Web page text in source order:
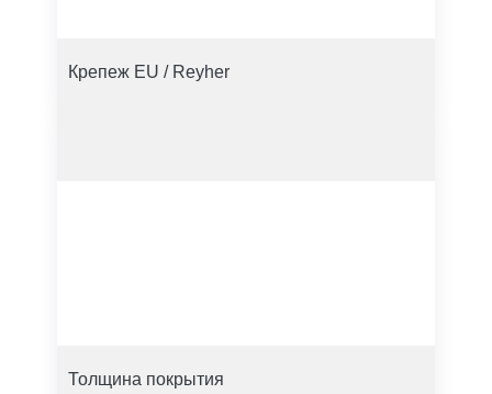
Крепеж EU / Reyher
Толщина покрытия